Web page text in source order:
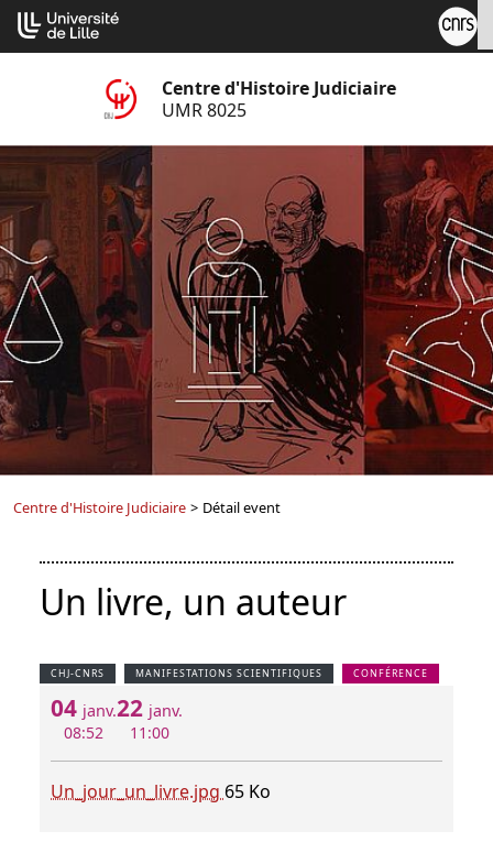
Aller
au
contenu
Centre d'Histoire Judiciaire
UMR 8025
Centre d'Histoire Judiciaire > Détail event
Un livre, un auteur
CHJ-CNRS MANIFESTATIONS SCIENTIFIQUES CONFÉRENCE
04 janv.
08:52
22 janv.
11:00
Un_jour_un_livre.jpg 65 Ko
Cookies management panel